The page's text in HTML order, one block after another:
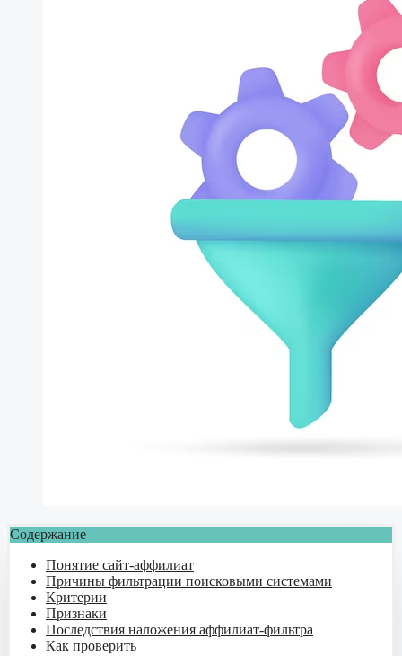
Содержание
Понятие сайт-аффилиат
Причины фильтрации поисковыми системами
Критерии
Признаки
Последствия наложения аффилиат-фильтра
Как проверить